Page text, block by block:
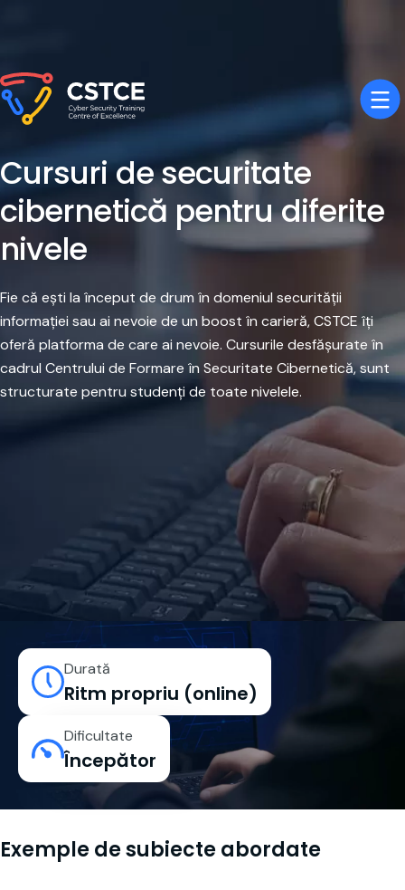
Cursuri de securitate
cibernetică pentru diferite
nivele
Fie că ești la început de drum în domeniul securității
informației sau ai nevoie de un boost în carieră, CSTCE îți
oferă platforma de care ai nevoie. Cursurile desfășurate în
cadrul Centrului de Formare în Securitate Cibernetică, sunt
structurate pentru studenți de toate nivelele.
Durată
Ritm propriu (online)
Dificultate
Începător
Exemple de subiecte abordate